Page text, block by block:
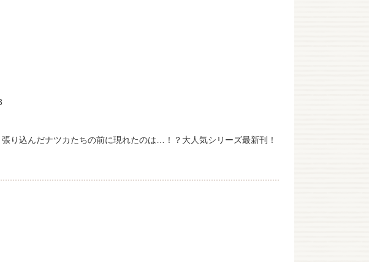
り込んだナツカたちの前に現れたのは…！？大人気シリーズ最新刊！